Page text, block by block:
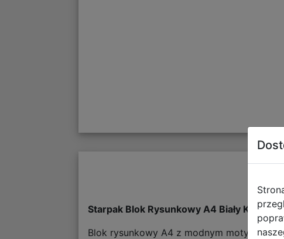
Starpak Blok Rysunkowy A4 Biały
Blok rysunkowy A4 z modnym motywem